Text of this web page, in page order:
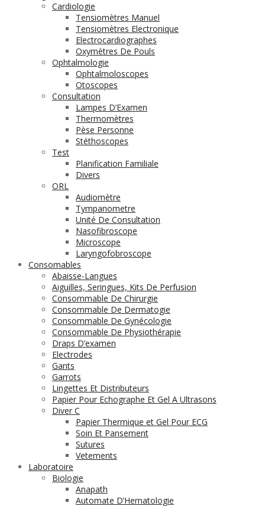
Cardiologie
Tensiomètres Manuel
Tensiomètres Electronique
Electrocardiographes
Oxymètres De Pouls
Ophtalmologie
Ophtalmoloscopes
Otoscopes
Consultation
Lampes D’Examen
Thermomètres
Pèse Personne
Stéthoscopes
Test
Planification Familiale
Divers
ORL
Audiomètre
Tympanometre
Unité De Consultation
Nasofibroscope
Microscope
Laryngofobroscope
Consomables
Abaisse-Langues
Aiguilles, Seringues, Kits De Perfusion
Consommable De Chirurgie
Consommable De Dermatogie
Consommable De Gynécologie
Consommable De Physiothérapie
Draps D’examen
Electrodes
Gants
Garrots
Lingettes Et Distributeurs
Papier Pour Echographe Et Gel A Ultrasons
Diver C
Papier Thermique et Gel Pour ECG
Soin Et Pansement
Sutures
Vetements
Laboratoire
Biologie
Anapath
Automate D’Hematologie